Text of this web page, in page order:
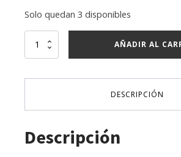
Solo quedan 3 disponibles
berry
girl
AÑADIR AL
DESCRIPCIÓN
Descripción